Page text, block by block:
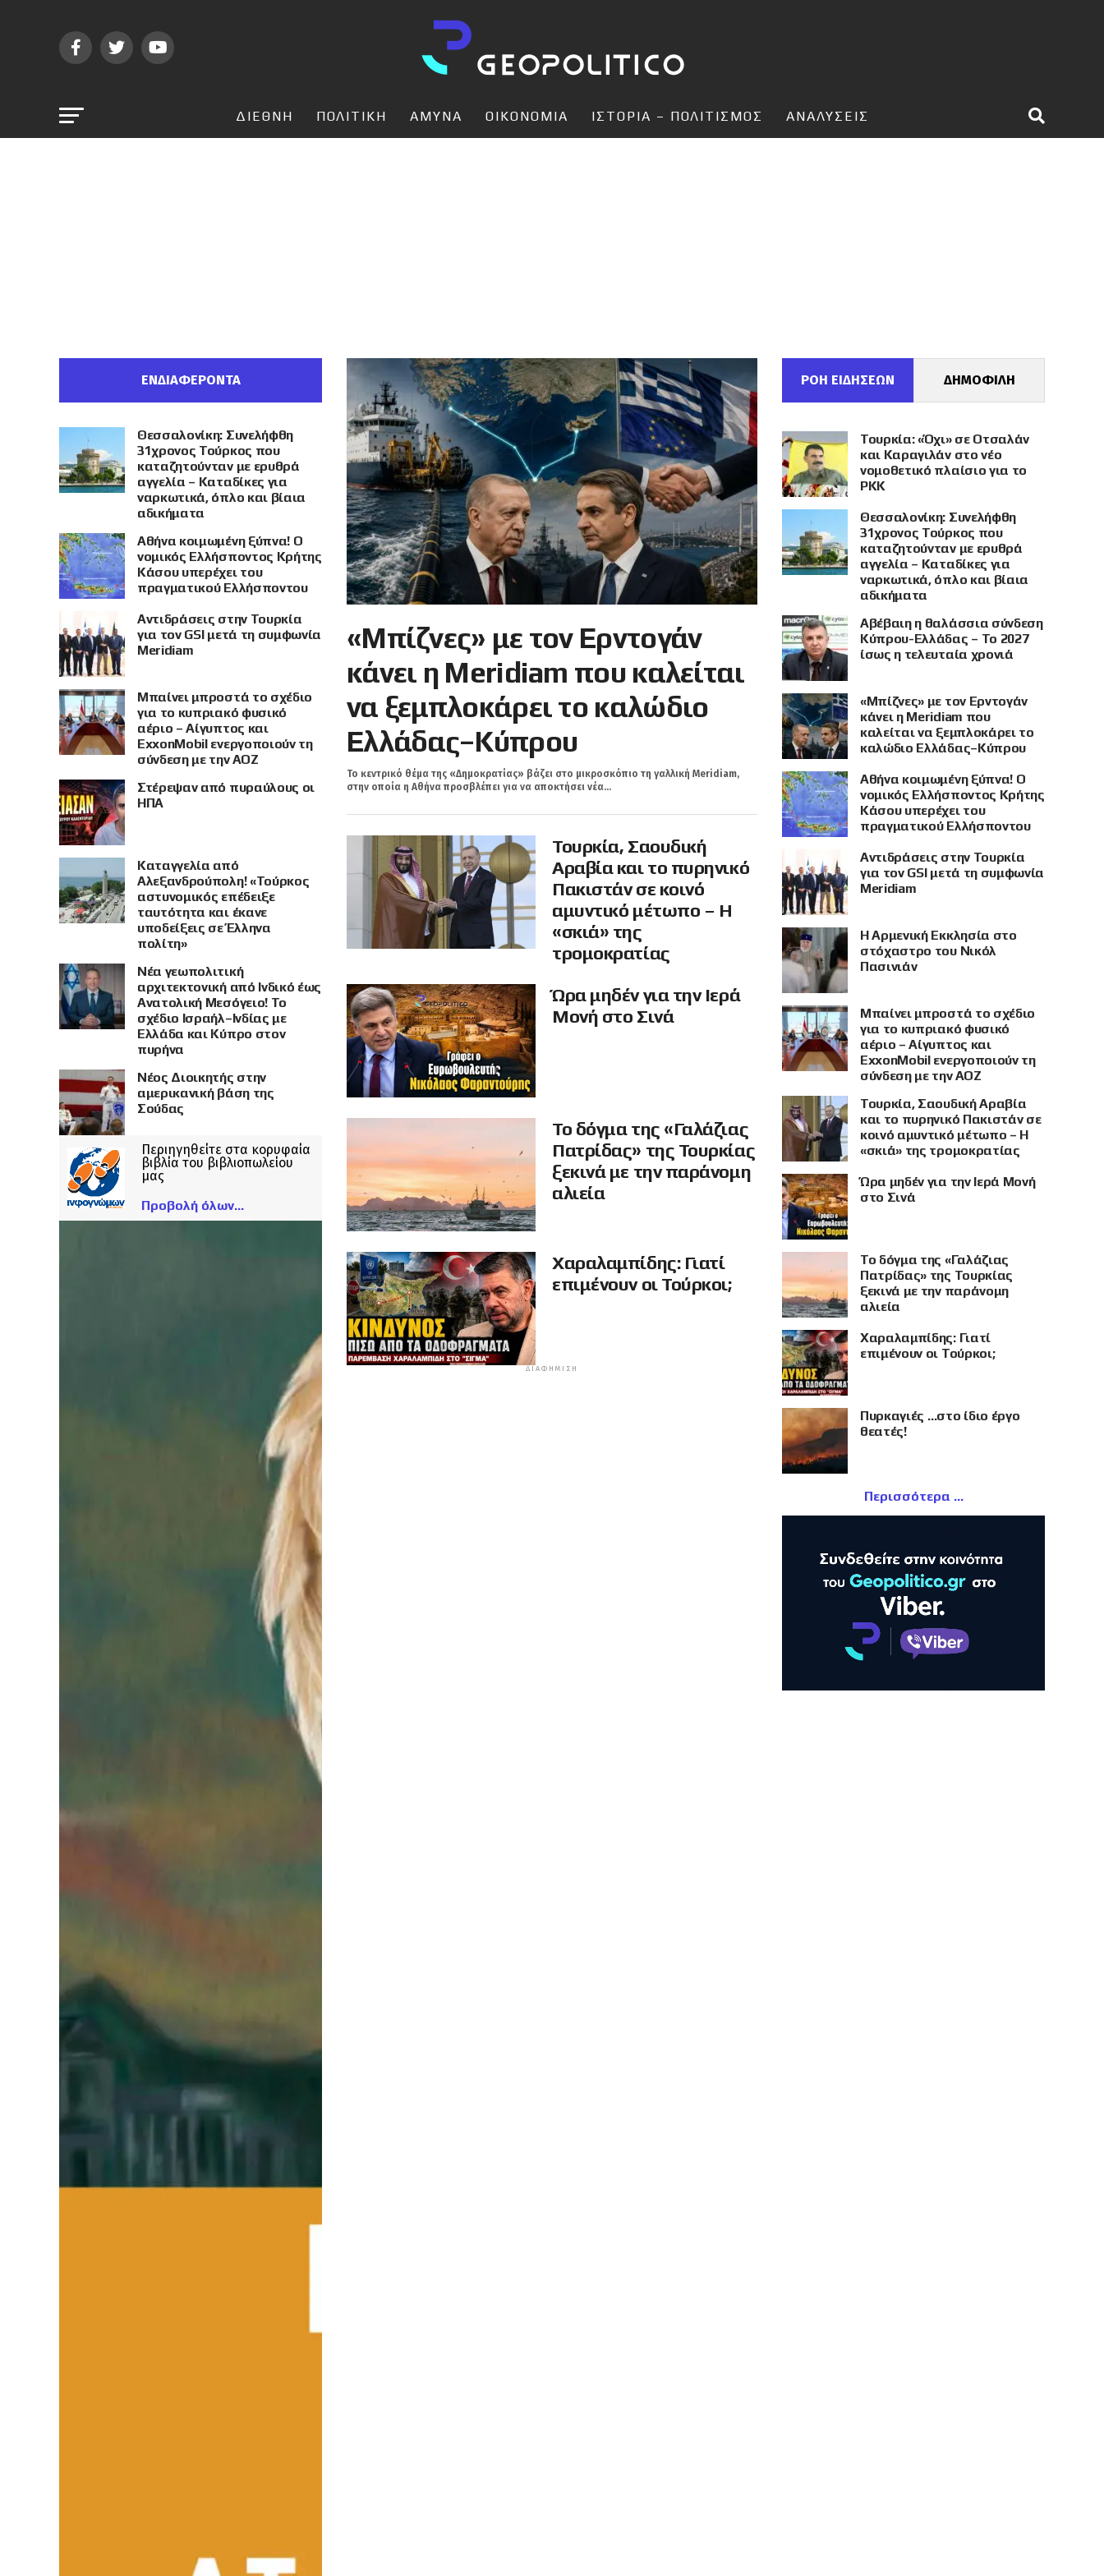
ΔΙΕΘΝΗ ΠΟΛΙΤΙΚΗ ΑΜΥΝΑ ΟΙΚΟΝΟΜΙΑ ΙΣΤΟΡΙΑ – ΠΟΛΙΤΙΣΜΟΣ ΑΝΑΛΥΣΕΙΣ
«Μπίζνες» με τον Ερντογάν
κάνει η Meridiam που καλείται
να ξεμπλοκάρει το καλώδιο
Ελλάδας–Κύπρου
Το κεντρικό θέμα της «Δημοκρατίας» βάζει στο μικροσκόπιο τη γαλλική Meridiam,
στην οποία η Αθήνα προσβλέπει για να αποκτήσει νέα...
Τουρκία, Σαουδική
Αραβία και το πυρηνικό
Πακιστάν σε κοινό
αμυντικό μέτωπο – Η
«σκιά» της
τρομοκρατίας
Ώρα μηδέν για την Ιερά
Μονή στο Σινά
Το δόγμα της «Γαλάζιας
Πατρίδας» της Τουρκίας
ξεκινά με την παράνομη
αλιεία
Χαραλαμπίδης: Γιατί
επιμένουν οι Τούρκοι;
ΔΙΑΦΉΜΙΣΗ
ΕΝΔΙΑΦΕΡΟΝΤΑ
Θεσσαλονίκη: Συνελήφθη
31χρονος Τούρκος που
καταζητούνταν με ερυθρά
αγγελία – Καταδίκες για
ναρκωτικά, όπλο και βίαια
αδικήματα
Αθήνα κοιμωμένη ξύπνα! Ο
νομικός Ελλήσποντος Κρήτης
Κάσου υπερέχει του
πραγματικού Ελλήσποντου
Αντιδράσεις στην Τουρκία
για τον GSI μετά τη συμφωνία
Meridiam
Μπαίνει μπροστά το σχέδιο
για το κυπριακό φυσικό
αέριο – Αίγυπτος και
ExxonMobil ενεργοποιούν τη
σύνδεση με την ΑΟΖ
Στέρεψαν από πυραύλους οι
ΗΠΑ
Καταγγελία από
Αλεξανδρούπολη! «Τούρκος
αστυνομικός επέδειξε
ταυτότητα και έκανε
υποδείξεις σε Έλληνα
πολίτη»
Νέα γεωπολιτική
αρχιτεκτονική από Ινδικό έως
Ανατολική Μεσόγειο! Το
σχέδιο Ισραήλ–Ινδίας με
Ελλάδα και Κύπρο στον
πυρήνα
Νέος Διοικητής στην
αμερικανική βάση της
Σούδας
Περιηγηθείτε στα κορυφαία
βιβλία του βιβλιοπωλείου
μας
Προβολή όλων
ΡΟΗ ΕΙΔΗΣΕΩΝ ΔΗΜΟΦΙΛΗ
Τουρκία: «Όχι» σε Οτσαλάν
και Καραγιλάν στο νέο
νομοθετικό πλαίσιο για το
PKK
Θεσσαλονίκη: Συνελήφθη
31χρονος Τούρκος που
καταζητούνταν με ερυθρά
αγγελία – Καταδίκες για
ναρκωτικά, όπλο και βίαια
αδικήματα
Αβέβαιη η θαλάσσια σύνδεση
Κύπρου-Ελλάδας – Το 2027
ίσως η τελευταία χρονιά
«Μπίζνες» με τον Ερντογάν
κάνει η Meridiam που
καλείται να ξεμπλοκάρει το
καλώδιο Ελλάδας–Κύπρου
Αθήνα κοιμωμένη ξύπνα! Ο
νομικός Ελλήσποντος Κρήτης
Κάσου υπερέχει του
πραγματικού Ελλήσποντου
Αντιδράσεις στην Τουρκία
για τον GSI μετά τη συμφωνία
Meridiam
Η Αρμενική Εκκλησία στο
στόχαστρο του Νικόλ
Πασινιάν
Μπαίνει μπροστά το σχέδιο
για το κυπριακό φυσικό
αέριο – Αίγυπτος και
ExxonMobil ενεργοποιούν τη
σύνδεση με την ΑΟΖ
Τουρκία, Σαουδική Αραβία
και το πυρηνικό Πακιστάν σε
κοινό αμυντικό μέτωπο – Η
«σκιά» της τρομοκρατίας
Ώρα μηδέν για την Ιερά Μονή
στο Σινά
Το δόγμα της «Γαλάζιας
Πατρίδας» της Τουρκίας
ξεκινά με την παράνομη
αλιεία
Χαραλαμπίδης: Γιατί
επιμένουν οι Τούρκοι;
Πυρκαγιές …στο ίδιο έργο
θεατές!
Περισσότερα